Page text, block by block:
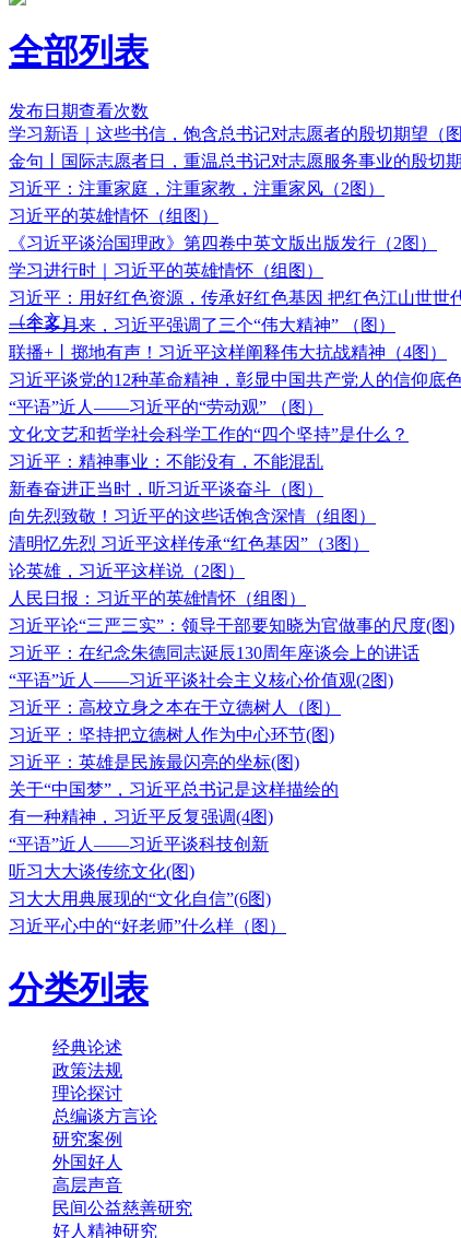
全部列表
发布日期查看次数
学习新语｜这些书信，饱含总书记对志愿者的殷切期望（图
金句丨国际志愿者日，重温总书记对志愿服务事业的殷切
习近平：注重家庭，注重家教，注重家风（2图）
习近平的英雄情怀（组图）
《习近平谈治国理政》第四卷中英文版出版发行（2图）
学习进行时｜习近平的英雄情怀（组图）
习近平：用好红色资源，传承好红色基因 把红色江山世世
（全文）
一个多月来，习近平强调了三个“伟大精神” （图）
联播+丨掷地有声！习近平这样阐释伟大抗战精神（4图）
习近平谈党的12种革命精神，彰显中国共产党人的信仰底色
“平语”近人——习近平的“劳动观” （图）
文化文艺和哲学社会科学工作的“四个坚持”是什么？
习近平：精神事业：不能没有，不能混乱
新春奋进正当时，听习近平谈奋斗（图）
向先烈致敬！习近平的这些话饱含深情（组图）
清明忆先烈 习近平这样传承“红色基因”（3图）
论英雄，习近平这样说（2图）
人民日报：习近平的英雄情怀（组图）
习近平论“三严三实”：领导干部要知晓为官做事的尺度(图)
习近平：在纪念朱德同志诞辰130周年座谈会上的讲话
“平语”近人——习近平谈社会主义核心价值观(2图)
习近平：高校立身之本在于立德树人（图）
习近平：坚持把立德树人作为中心环节(图)
习近平：英雄是民族最闪亮的坐标(图)
关于“中国梦”，习近平总书记是这样描绘的
有一种精神，习近平反复强调(4图)
“平语”近人——习近平谈科技创新
听习大大谈传统文化(图)
习大大用典展现的“文化自信”(6图)
习近平心中的“好老师”什么样（图）
分类列表
经典论述
政策法规
理论探讨
总编谈方言论
研究案例
外国好人
高层声音
民间公益慈善研究
好人精神研究